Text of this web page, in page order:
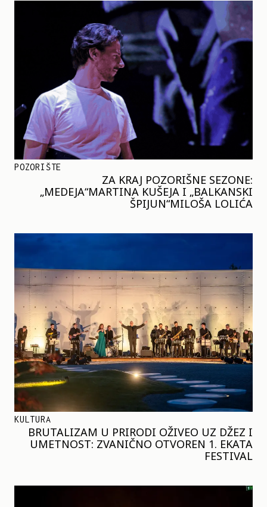
POZORIŠTE
ZA KRAJ POZORIŠNE SEZONE:
„MEDEJA“MARTINA KUŠEJA I „BALKANSKI
ŠPIJUN“MILOŠA LOLIĆA
KULTURA
BRUTALIZAM U PRIRODI OŽIVEO UZ DŽEZ I
UMETNOST: ZVANIČNO OTVOREN 1. EKATA
FESTIVAL